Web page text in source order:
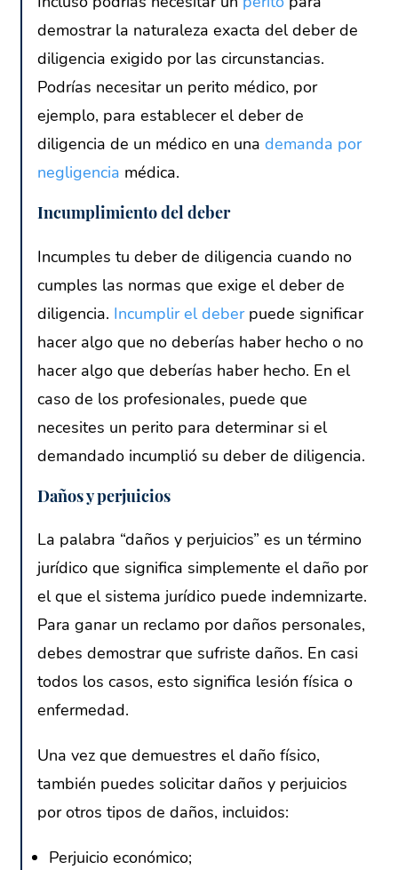
demostrar la naturaleza exacta del deber de
diligencia exigido por las circunstancias.
Podrías necesitar un perito médico, por
ejemplo, para establecer el deber de
diligencia de un médico en una demanda por
negligencia médica.
Incumplimiento del deber
Incumples tu deber de diligencia cuando no
cumples las normas que exige el deber de
diligencia. Incumplir el deber puede significar
hacer algo que no deberías haber hecho o no
hacer algo que deberías haber hecho. En el
caso de los profesionales, puede que
necesites un perito para determinar si el
demandado incumplió su deber de diligencia.
Daños y perjuicios
La palabra “daños y perjuicios” es un término
jurídico que significa simplemente el daño por
el que el sistema jurídico puede indemnizarte.
Para ganar un reclamo por daños personales,
debes demostrar que sufriste daños. En casi
todos los casos, esto significa lesión física o
enfermedad.
Una vez que demuestres el daño físico,
también puedes solicitar daños y perjuicios
por otros tipos de daños, incluidos:
Perjuicio económico;